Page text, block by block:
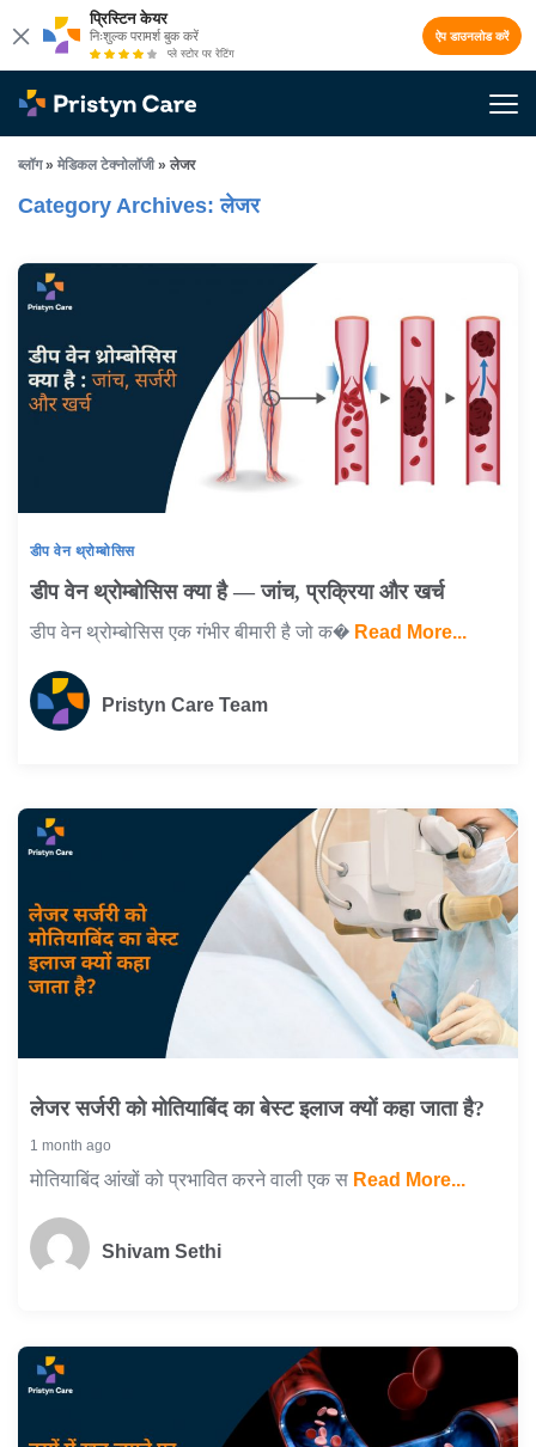
प्रिस्टिन केयर
निःशुल्क परामर्श बुक करें
प्ले स्टोर पर रेटिंग
ऐप डाउनलोड करें
ब्लॉग» मेडिकल टेक्नोलॉजी» लेजर
Category Archives: लेजर
डीप वेन थ्रोम्बोसिस
डीप वेन थ्रोम्बोसिस क्या है — जांच, प्रक्रिया और खर्च
डीप वेन थ्रोम्बोसिस एक गंभीर बीमारी है जो क� Read More...
Pristyn Care Team
लेजर सर्जरी को मोतियाबिंद का बेस्ट इलाज क्यों कहा जाता है?
1 month ago
मोतियाबिंद आंखों को प्रभावित करने वाली एक स Read More...
Shivam Sethi